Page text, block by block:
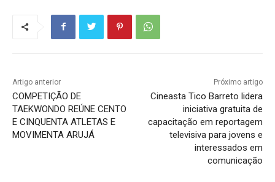
Artigo anterior
COMPETIÇÃO DE
TAEKWONDO REÚNE CENTO
E CINQUENTA ATLETAS E
MOVIMENTA ARUJÁ
Próximo artigo
Cineasta Tico Barreto lidera
iniciativa gratuita de
capacitação em reportagem
televisiva para jovens e
interessados em
comunicação